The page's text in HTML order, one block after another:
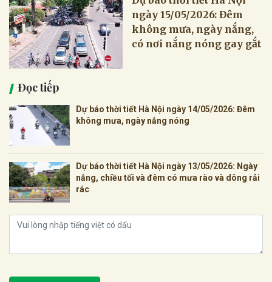
ngày 15/05/2026: Đêm
không mưa, ngày nắng,
có nơi nắng nóng gay gắt
Đọc tiếp
Dự báo thời tiết Hà Nội ngày 14/05/2026: Đêm
không mưa, ngày nắng nóng
Dự báo thời tiết Hà Nội ngày 13/05/2026: Ngày
nắng, chiều tối và đêm có mưa rào và dông rải
rác